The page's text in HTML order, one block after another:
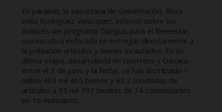
En paralelo, la secretaria de Gobernación, Rosa
Icela Rodríguez Velázquez, informó sobre los
avances del programa Tianguis para el Bienestar,
una iniciativa enfocada en entregar directamente a
la población artículos y bienes incautados. En su
última etapa, desarrollada en Guerrero y Oaxaca
entre el 3 de junio y la fecha, se han distribuido 1
millón 463 mil 465 bienes y 63.2 toneladas de
artículos a 35 mil 797 familias de 74 comunidades
en 16 municipios.